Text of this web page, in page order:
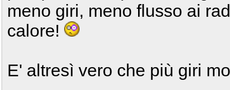
meno giri, meno flusso ai
calore!
E' altresì vero che più giri